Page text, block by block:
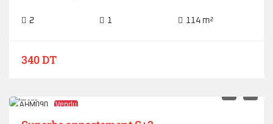
2 1 114 m²
340 DT
AHM090 Vendu